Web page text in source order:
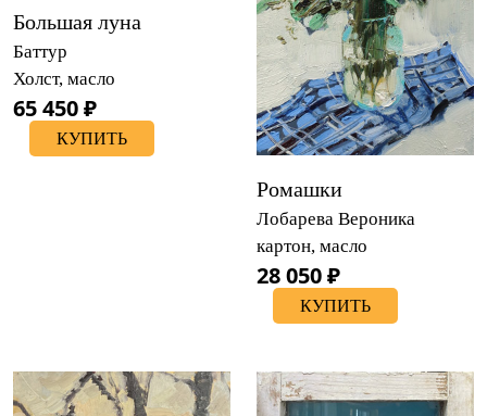
Большая луна
Баттур
Холст, масло
65 450 ₽
КУПИТЬ
Ромашки
Лобарева Вероника
картон, масло
28 050 ₽
КУПИТЬ